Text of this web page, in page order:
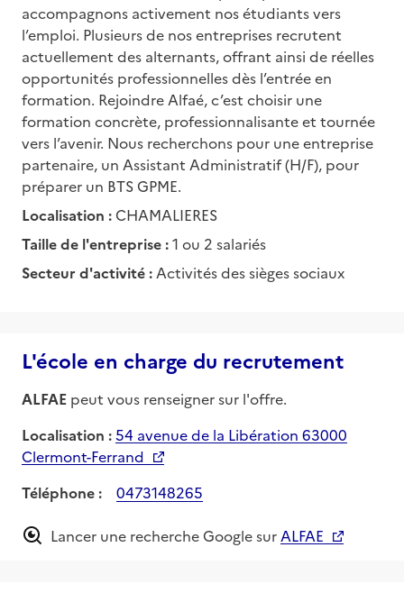
accompagnons activement nos étudiants vers
l’emploi. Plusieurs de nos entreprises recrutent
actuellement des alternants, offrant ainsi de réelles
opportunités professionnelles dès l’entrée en
formation. Rejoindre Alfaé, c’est choisir une
formation concrète, professionnalisante et tournée
vers l’avenir. Nous recherchons pour une entreprise
partenaire, un Assistant Administratif (H/F), pour
préparer un BTS GPME.
Localisation : CHAMALIERES
Taille de l'entreprise :1 ou 2 salariés
Secteur d'activité : Activités des sièges sociaux
L'école en charge du recrutement
ALFAE peut vous renseigner sur l'offre.
Localisation :54 avenue de la Libération 63000
Clermont-Ferrand
Téléphone :
0473148265
Lancer une recherche Google sur ALFAE